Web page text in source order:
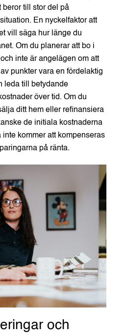
beror till stor del på
En nyckelfaktor att
vill säga hur länge du
Om du planerar att bo i
inte är angelägen om att
punkter vara en fördelaktig
leda till betydande
över tid. Om du
ditt hem eller refinansiera
de initiala kostnaderna
inte kommer att kompenseras
på ränta.
och